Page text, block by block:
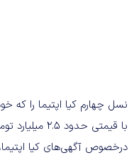
نسل چهارم کیا اپتیما را که
با قیمتی